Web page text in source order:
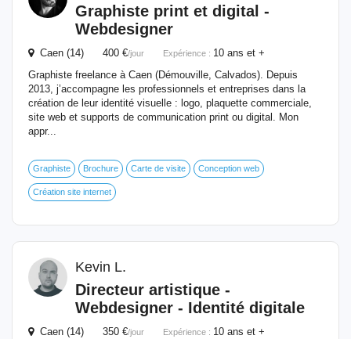
Graphiste print et digital -
Webdesigner
Caen (14) 400 €/jour Expérience : 10 ans et +
Graphiste freelance à Caen (Démouville, Calvados). Depuis
2013, j’accompagne les professionnels et entreprises dans la
création de leur identité visuelle : logo, plaquette commerciale,
site web et supports de communication print ou digital. Mon
appr...
Graphiste Brochure Carte de visite Conception web
Création site internet
Kevin L.
Directeur artistique -
Webdesigner - Identité digitale
Caen (14) 350 €/jour Expérience : 10 ans et +